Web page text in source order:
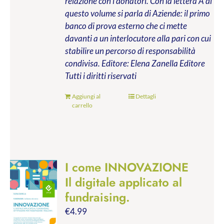
questo volume si parla di Aziende: il primo
banco di prova esterno che ci mette
davanti a un interlocutore alla pari con cui
stabilire un percorso di responsabilità
condivisa. Editore: Elena Zanella Editore
Tutti i diritti riservati
Aggiungi al
carrello
Dettagli
I come INNOVAZIONE
Il digitale applicato al
fundraising.
€4.99